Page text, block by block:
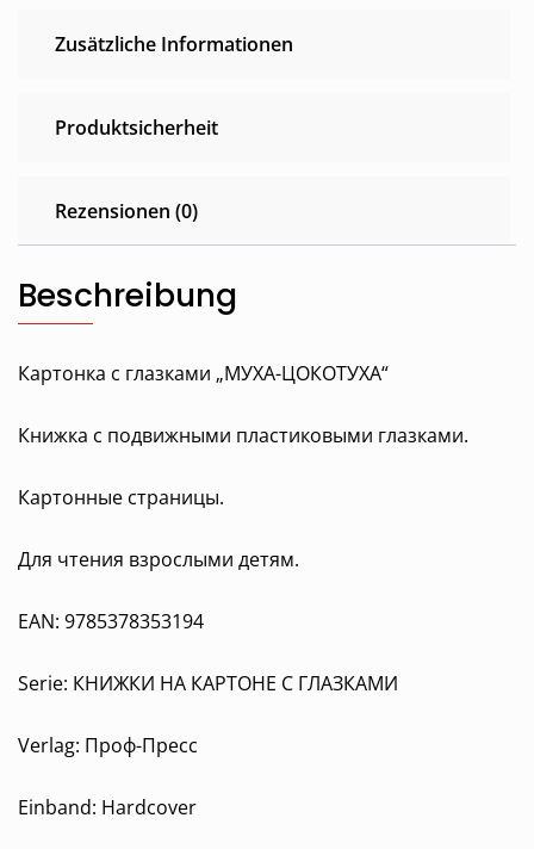
Zusätzliche Informationen
Produktsicherheit
Rezensionen (0)
Beschreibung
Картонка с глазками „МУХА-ЦОКОТУХА“
Книжка с подвижными пластиковыми глазками.
Картонные страницы.
Для чтения взрослыми детям.
EAN: 9785378353194
Serie: КНИЖКИ НА КАРТОНЕ С ГЛАЗКАМИ
Verlag: Проф-Пресс
Einband: Hardcover